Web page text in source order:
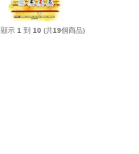
顯示 1 到 10 (共19個商品)